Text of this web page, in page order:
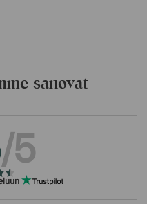
sanovat
/5